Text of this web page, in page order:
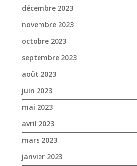
décembre 2023
novembre 2023
octobre 2023
septembre 2023
août 2023
juin 2023
mai 2023
avril 2023
mars 2023
janvier 2023